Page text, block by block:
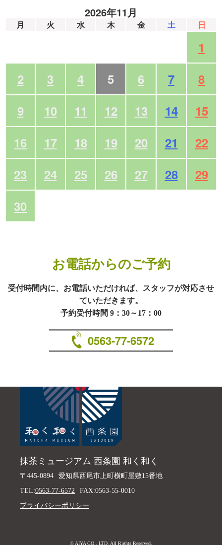
2026年11月
月 火 水 木 金 土 日
1
2
3 4 5 6 7
8
9
10 11 12 13 14
15
16
17 18 19 20 21
22
23
24 25 26 27 28
29
30
お電話からのご予約
受付時間内に、お電話いただければ、スタッフが対応させ
ていただきます。
予約受付時間 9：30～17：00
0563-77-6572
抹茶ミュージアム 西条園 和く和く
〒445-0894
愛知県西尾市上町横町屋敷15番地
TEL:0563-77-6572
FAX:0563-55-0010
プライバシーポリシー
© AIYA CO., LTD. All Rights Reserved.